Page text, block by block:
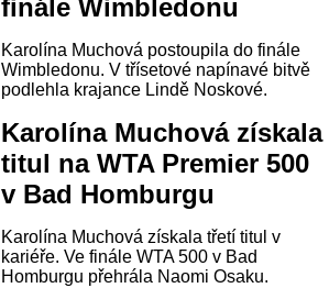
finále Wimbledonu
Karolína Muchová postoupila do finále
Wimbledonu. V třísetové napínavé bitvě
podlehla krajance Lindě Noskové.
Karolína Muchová získala
titul na WTA Premier 500
v Bad Homburgu
Karolína Muchová získala třetí titul v
kariéře. Ve finále WTA 500 v Bad
Homburgu přehrála Naomi Osaku.